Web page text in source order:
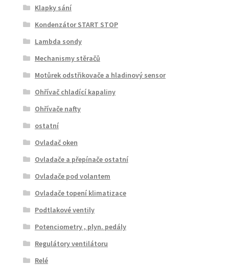
Klapky sání
Kondenzátor START STOP
Lambda sondy
Mechanismy stěračů
Motůrek odstřikovače a hladinový sensor
Ohřívač chladící kapaliny
Ohřívače nafty
ostatní
Ovladač oken
Ovladače a přepínače ostatní
Ovladače pod volantem
Ovladače topení klimatizace
Podtlakové ventily
Potenciometry , plyn. pedály
Regulátory ventilátoru
Relé